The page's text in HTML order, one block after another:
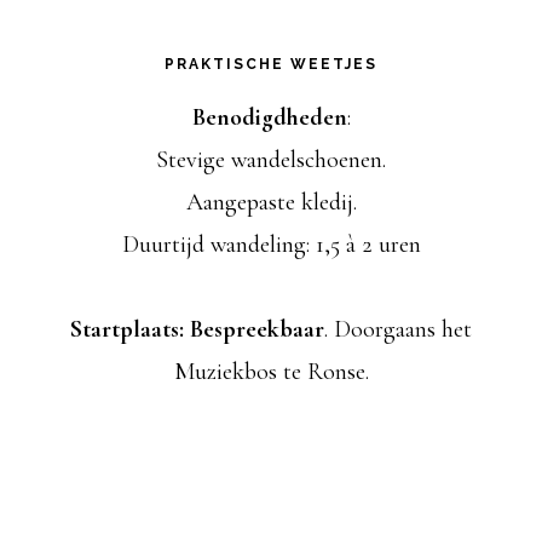
PRAKTISCHE WEETJES
Benodigdheden:
Stevige wandelschoenen.
Aangepaste kledij.
Duurtijd wandeling: 1,5 à 2 uren
Startplaats: Bespreekbaar. Doorgaans het
Muziekbos te Ronse.